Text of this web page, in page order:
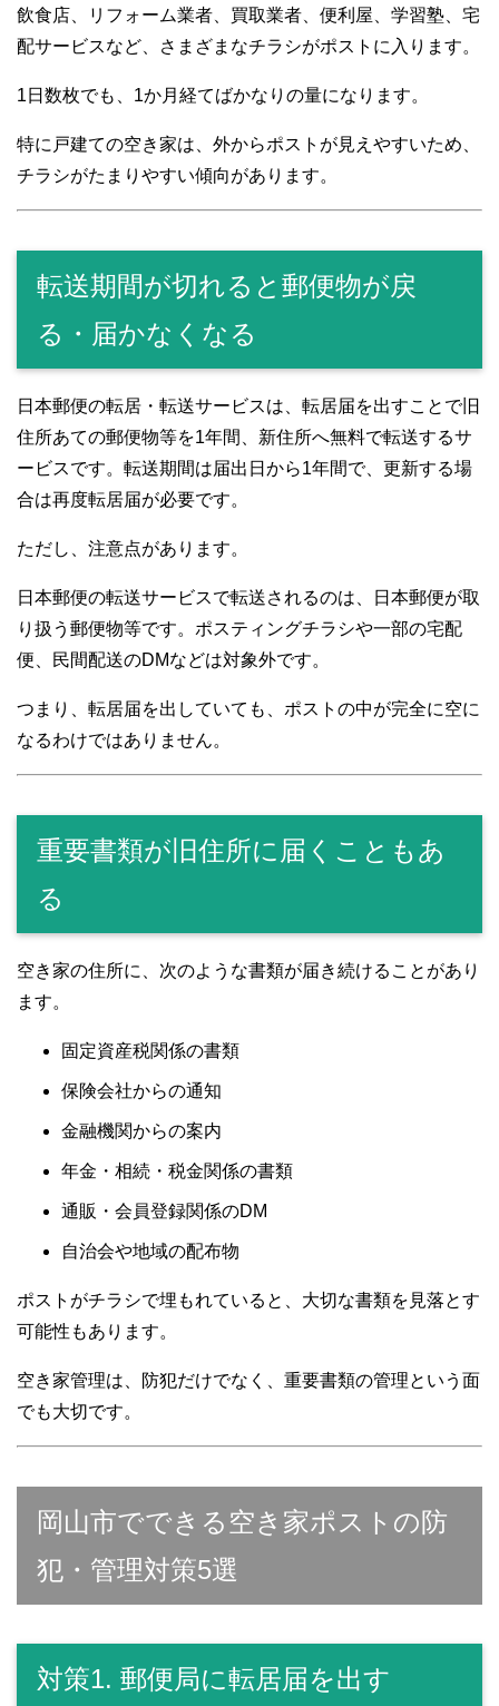
飲食店、リフォーム業者、買取業者、便利屋、学習塾、宅
配サービスなど、さまざまなチラシがポストに入ります。
1日数枚でも、1か月経てばかなりの量になります。
特に戸建ての空き家は、外からポストが見えやすいため、
チラシがたまりやすい傾向があります。
転送期間が切れると郵便物が戻
る・届かなくなる
日本郵便の転居・転送サービスは、転居届を出すことで旧
住所あての郵便物等を1年間、新住所へ無料で転送するサ
ービスです。転送期間は届出日から1年間で、更新する場
合は再度転居届が必要です。
ただし、注意点があります。
日本郵便の転送サービスで転送されるのは、日本郵便が取
り扱う郵便物等です。ポスティングチラシや一部の宅配
便、民間配送のDMなどは対象外です。
つまり、転居届を出していても、ポストの中が完全に空に
なるわけではありません。
重要書類が旧住所に届くこともあ
る
空き家の住所に、次のような書類が届き続けることがあり
ます。
固定資産税関係の書類
保険会社からの通知
金融機関からの案内
年金・相続・税金関係の書類
通販・会員登録関係のDM
自治会や地域の配布物
ポストがチラシで埋もれていると、大切な書類を見落とす
可能性もあります。
空き家管理は、防犯だけでなく、重要書類の管理という面
でも大切です。
岡山市でできる空き家ポストの防
犯・管理対策5選
対策1. 郵便局に転居届を出す